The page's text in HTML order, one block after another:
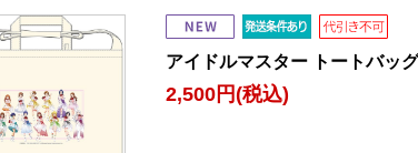
アイドルマスター トートバッ
2,500円(税込)